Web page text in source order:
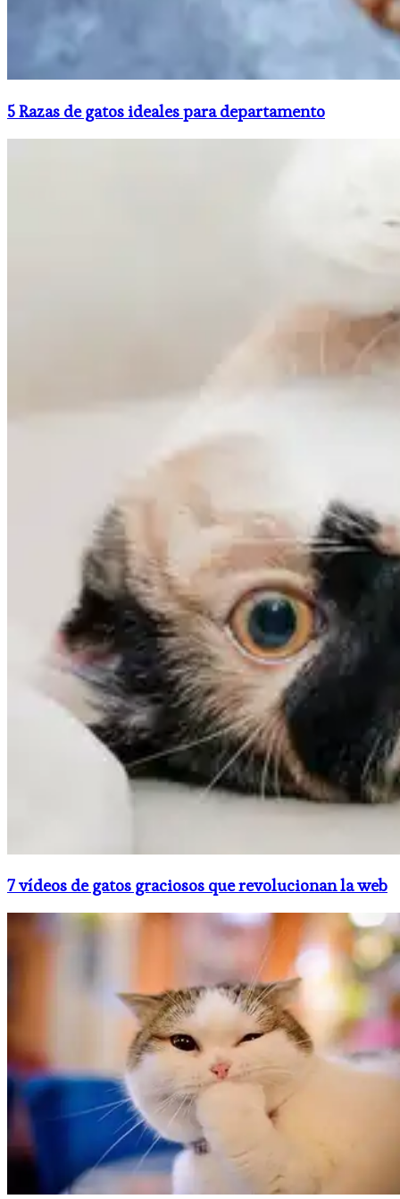
5 Razas de gatos ideales para departamento
7 vídeos de gatos graciosos que revolucionan la web